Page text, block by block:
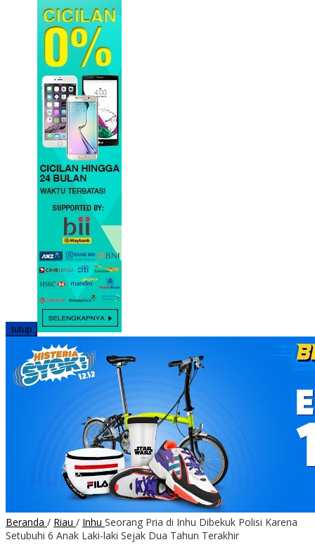
tutup
Beranda / Riau / Inhu Seorang Pria di Inhu Dibekuk Polisi Karena
Setubuhi 6 Anak Laki-laki Sejak Dua Tahun Terakhir